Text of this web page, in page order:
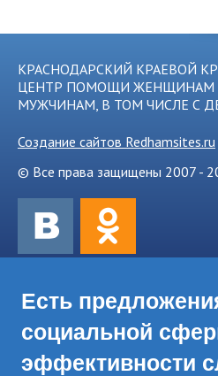
КРАСНОДАРСКИЙ КРАЕВОЙ
ЦЕНТР ПОМОЩИ ЖЕНЩИНАМ
МУЖЧИНАМ, В ТОМ ЧИСЛЕ С
Создание сайтов Redhamsites.ru
© Все права защищены 2007 -
Есть
социальной
эффективности